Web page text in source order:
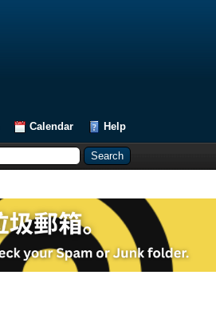
Calendar Help